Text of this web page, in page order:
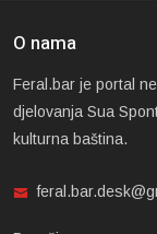
O nama
Feral.bar je portal
djelovanja Sua
kulturna baština.